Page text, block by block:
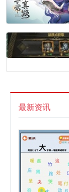
最新资讯